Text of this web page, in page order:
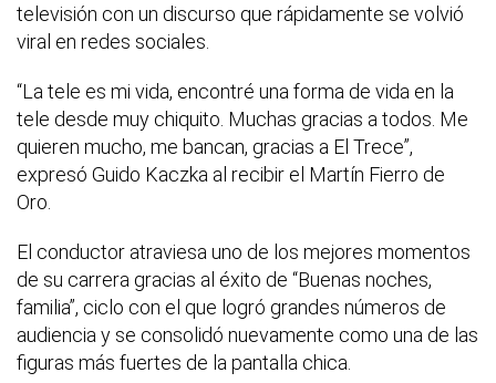
televisión con un discurso que rápidamente se volvió
viral en redes sociales.
“La tele es mi vida, encontré una forma de vida en la
tele desde muy chiquito. Muchas gracias a todos. Me
quieren mucho, me bancan, gracias a El Trece”,
expresó Guido Kaczka al recibir el Martín Fierro de
Oro.
El conductor atraviesa uno de los mejores momentos
de su carrera gracias al éxito de “Buenas noches,
familia”, ciclo con el que logró grandes números de
audiencia y se consolidó nuevamente como una de las
figuras más fuertes de la pantalla chica.